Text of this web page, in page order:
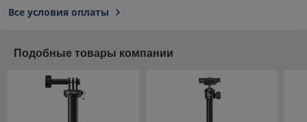
Все условия оплаты
Подобные товары компании